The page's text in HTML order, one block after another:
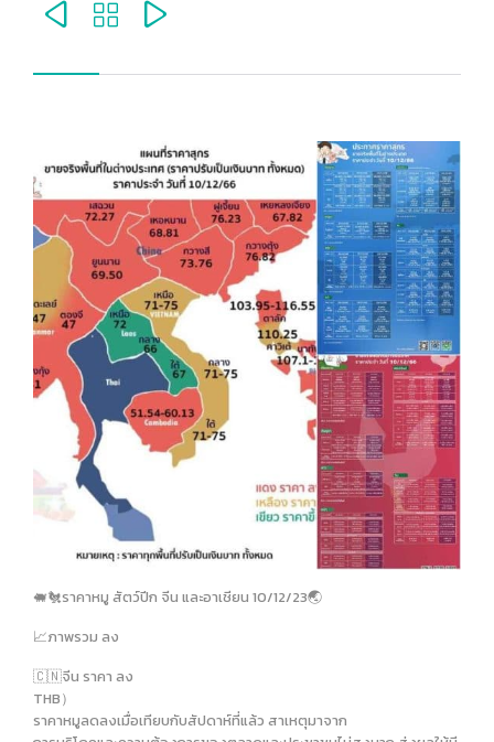
  
🐖🐔ราคาหมู สัตว์ปีก จีน และอาเชียน 10/12/23🌏
📈ภาพรวม ลง
🇨🇳จีน ราคา ลง
THB）
ราคาหมูลดลงเมื่อเทียบกับสัปดาห์ที่แล้ว สาเหตุมาจาก